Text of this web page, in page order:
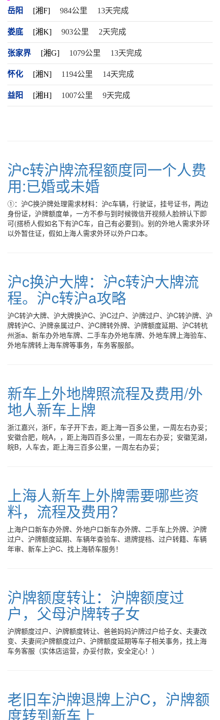
岳阳 [湘F] 984公里 13天完成
娄底 [湘K] 903公里 2天完成
张家界 [湘G] 1079公里 13天完成
怀化 [湘N] 1194公里 14天完成
益阳 [湘H] 1007公里 9天完成
沪c转沪牌流程额度同一个人费
用:已婚或未婚
①：沪C换沪牌处理需求材料：沪c车辆，行驶证，挂号证书，两边
身份证，沪牌额度单，一方不参与到时候微信开视频人脸辨认下即
可(搭桥人假如名下有沪C车，自己有必要到)。别的外地人需求外环
以外暂住证，假如上海人需求外环以外户口本。
沪c换沪大牌：沪c转沪大牌流
程。沪c转沪a攻略
沪C转沪大牌、沪大牌换沪C、沪C过户、沪牌过户、沪C转沪牌、沪
牌转沪C、沪牌亲属过户、沪C牌转外牌、沪牌额度延期、沪C转杭
州浙a、新车办外地车牌、二手车办外地车牌、外地车牌上海验车、
外地车牌转上海车牌等事务，车务客服部。
新车上外地牌照流程及费用/外
地人新车上牌
浙江嘉兴，浙F，车子开下去，距上海一百多公里，一周左右办妥；
安徽合肥，皖A，，距上海四百多公里，一周左右办妥；安徽芜湖，
皖B，人车去，距上海三百多公里，一周左右办妥；
上海人新车上外牌需要哪些资
料，流程及费用？
上海户口新车办外牌、外地户口新车办外牌、二手车上外牌、沪牌
过户、沪牌额度延期、车辆年查验车、退牌提档、过户转籍、车辆
年审、新车上沪C、找上海轿车服务！
沪牌额度转让：沪牌额度过
户，父母沪牌转子女
沪牌额度过户、沪牌额度转让、爸爸妈妈沪牌过户给子女、夫妻改
变、夫妻间沪牌额度过户、沪牌额度延期等车子相关事务，找上海
车务客服（实体店运营，办妥付款，安全定心！）
老旧车沪牌退牌上沪C，沪牌额
度转到新车上